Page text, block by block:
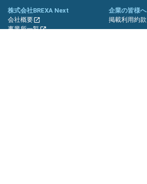
株式会社BREXA Next
会社概要
事業所一覧
企業の皆様へ
掲載利用約款